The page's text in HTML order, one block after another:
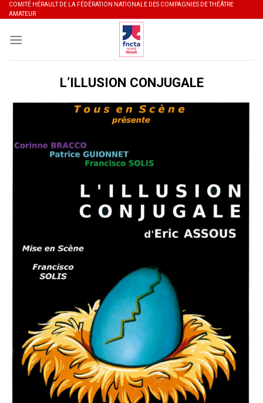
Skip
to
content
COMITÉ HÉRAULT DE LA FÉDÉRATION NATIONALE DES COMPAGNIES DE THÉÂTRE
AMATEUR
L’ILLUSION CONJUGALE